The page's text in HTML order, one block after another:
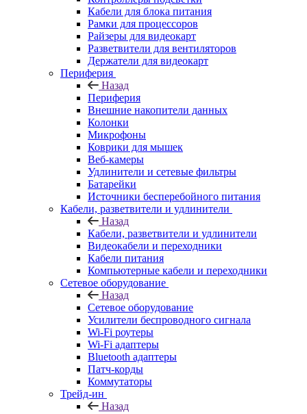
Кабели для блока питания
Рамки для процессоров
Райзеры для видеокарт
Разветвители для вентиляторов
Держатели для видеокарт
Периферия
Назад
Периферия
Внешние накопители данных
Колонки
Микрофоны
Коврики для мышек
Веб-камеры
Удлинители и сетевые фильтры
Батарейки
Источники бесперебойного питания
Кабели, разветвители и удлинители
Назад
Кабели, разветвители и удлинители
Видеокабели и переходники
Кабели питания
Компьютерные кабели и переходники
Сетевое оборудование
Назад
Сетевое оборудование
Усилители беспроводного сигнала
Wi-Fi роутеры
Wi-Fi адаптеры
Bluetooth адаптеры
Патч-корды
Коммутаторы
Трейд-ин
Назад